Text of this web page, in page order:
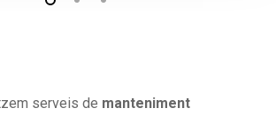
serveis de manteniment